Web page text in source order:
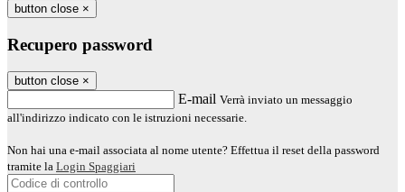
button close ×
Recupero password
button close ×
E-mail Verrà inviato un messaggio
all'indirizzo indicato con le istruzioni necessarie.
Non hai una e-mail associata al nome utente? Effettua il reset della password
tramite la Login Spaggiari